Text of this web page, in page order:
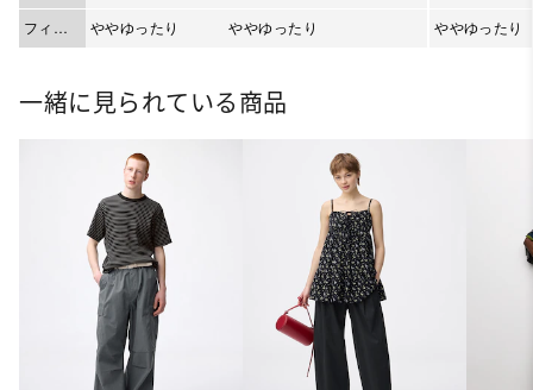
ット
フィッ
ト
ややゆったり ややゆったり ややゆったり
一緒に見られている商品